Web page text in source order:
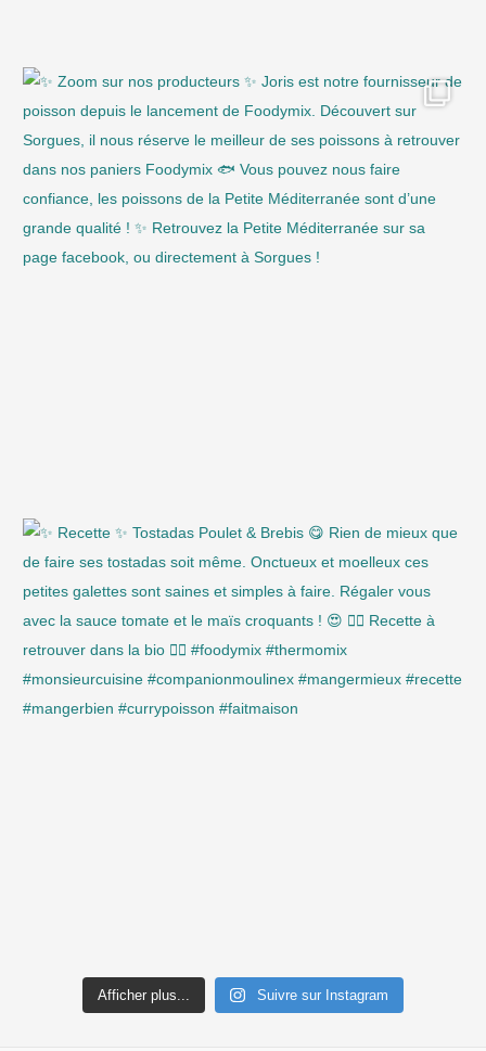
Afficher plus... Suivre sur Instagram